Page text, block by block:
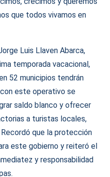
que todos vivamos en
Luis Llaven Abarca,
temporada vacacional,
52 municipios tendrán
este operativo se
saldo blanco y ofrecer
a turistas locales,
que la protección
este gobierno y reiteró el
y responsabilidad